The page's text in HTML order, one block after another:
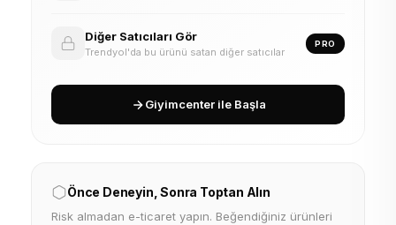
Diğer Satıcıları Gör
Trendyol'da bu ürünü satan diğer satıcılar
PRO
Giyimcenter ile Başla
Önce Deneyin, Sonra Toptan Alın
Risk almadan e-ticaret yapın. Beğendiğiniz ürünleri